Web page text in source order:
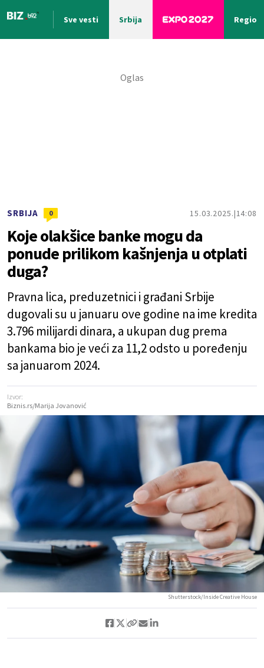
Sve vesti Srbija Region
SRBIJA 0 15.03.2025. 14:08
Koje olakšice banke mogu da
ponude prilikom kašnjenja u otplati
duga?
Pravna lica, preduzetnici i građani Srbije
dugovali su u januaru ove godine na ime kredita
3.796 milijardi dinara, a ukupan dug prema
bankama bio je veći za 11,2 odsto u poređenju
sa januarom 2024.
Izvor:
Biznis.rs/Marija Jovanović
Shutterstock/Inside Creative House